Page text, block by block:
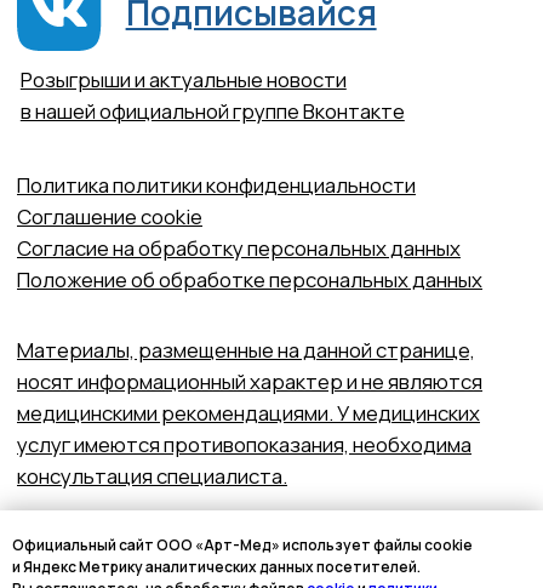
Официальный сайт ООО «Арт-Мед» использует файлы cookie
и Яндекс Метрику аналитических данных посетителей.